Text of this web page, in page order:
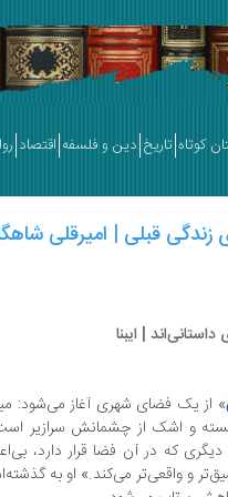
کوتاه تاریخ دین و فلسفه اقتصاد
زندگی قبلی | امیرقلی
| ایبنا
» از یک فضای شهری آغاز می‌شود:
و اشک از چشمانش سرازیر
که در آن فضا قرار دارد،
و واقعی‌تر می‌کند.» او به